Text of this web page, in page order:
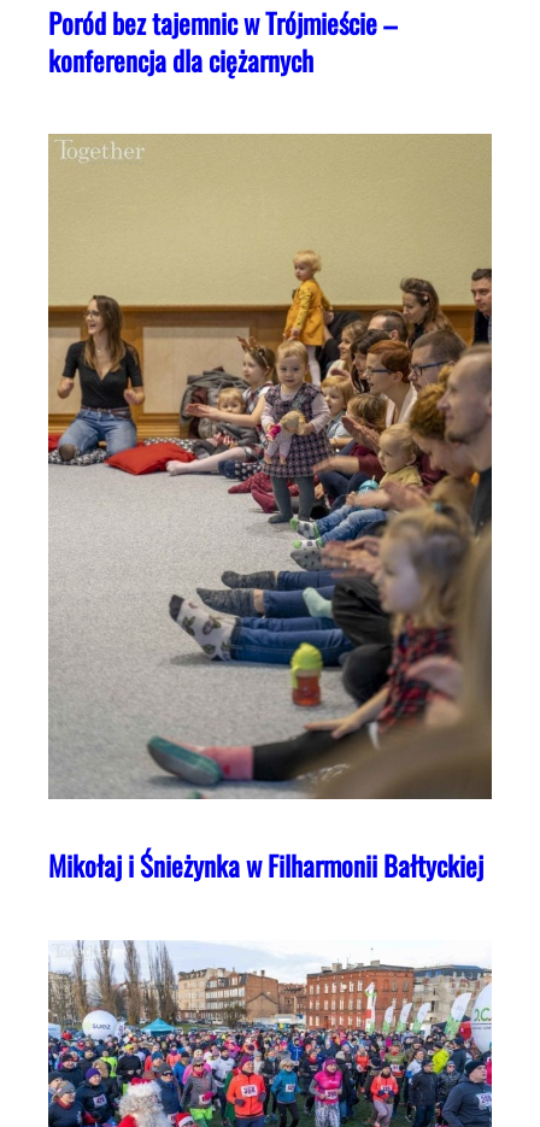
Poród bez tajemnic w Trójmieście –
konferencja dla ciężarnych
Mikołaj i Śnieżynka w Filharmonii Bałtyckiej